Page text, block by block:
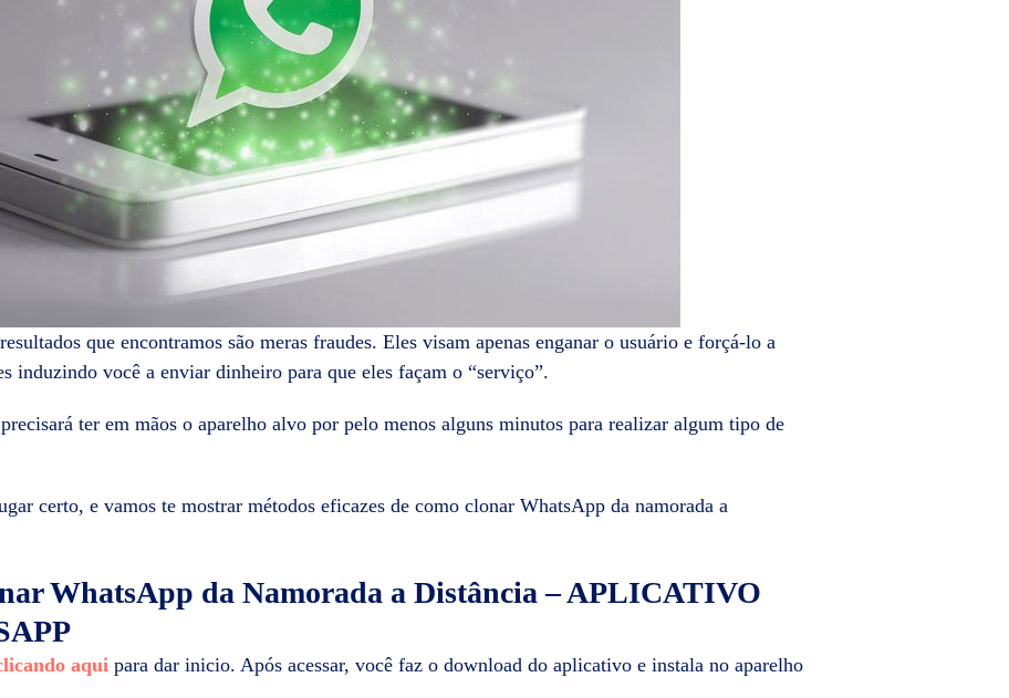
que encontramos são meras fraudes. Eles visam apenas enganar o usuário e forçá-lo a
induzindo você a enviar dinheiro para que eles façam o “serviço”.
ter em mãos o aparelho alvo por pelo menos alguns minutos para realizar algum tipo de
certo, e vamos te mostrar métodos eficazes de como clonar WhatsApp da namorada a
WhatsApp da Namorada a Distância – APLICATIVO
aqui para dar inicio. Após acessar, você faz o download do aplicativo e instala no aparelho